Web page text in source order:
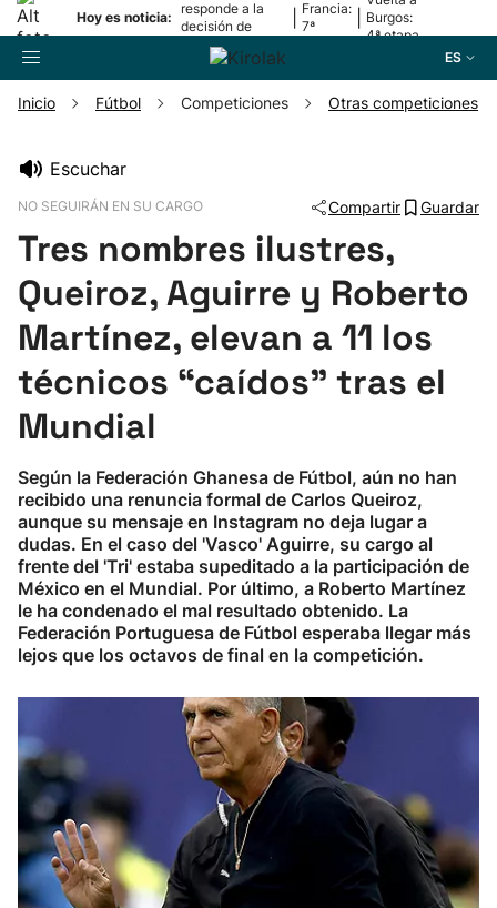
Hoy es noticia:
responde a la
decisión de
Oriamendi
Francia:
7ª
Burgos:
4ª etapa
ES
Pelota
Remo
Ciclismo
Herri-kirolak
Balonmano
Kirolak 360
Carreras de montaña
Más deportes
"Helmuga"
Inicio Fútbol Competiciones Otras competiciones
Escuchar
NO SEGUIRÁN EN SU CARGO Compartir Guardar
Tres nombres ilustres,
Queiroz, Aguirre y Roberto
Martínez, elevan a 11 los
técnicos “caídos” tras el
Mundial
Según la Federación Ghanesa de Fútbol, aún no han
recibido una renuncia formal de Carlos Queiroz,
aunque su mensaje en Instagram no deja lugar a
dudas. En el caso del 'Vasco' Aguirre, su cargo al
frente del 'Tri' estaba supeditado a la participación de
México en el Mundial. Por último, a Roberto Martínez
le ha condenado el mal resultado obtenido. La
Federación Portuguesa de Fútbol esperaba llegar más
lejos que los octavos de final en la competición.